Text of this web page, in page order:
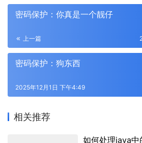
密码保护：你真是一个靓仔
上一篇
密码保护：狗东西
2025年12月1日 下午4:49
相关推荐
如何处理java中